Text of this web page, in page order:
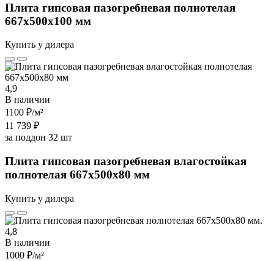
Плита гипсовая пазогребневая полнотелая
667х500х100 мм
Купить у дилера
4,9
В наличии
1100 ₽/м²
11 739 ₽
за поддон 32 шт
Плита гипсовая пазогребневая влагостойкая
полнотелая 667х500х80 мм
Купить у дилера
4,8
В наличии
1000 ₽/м²